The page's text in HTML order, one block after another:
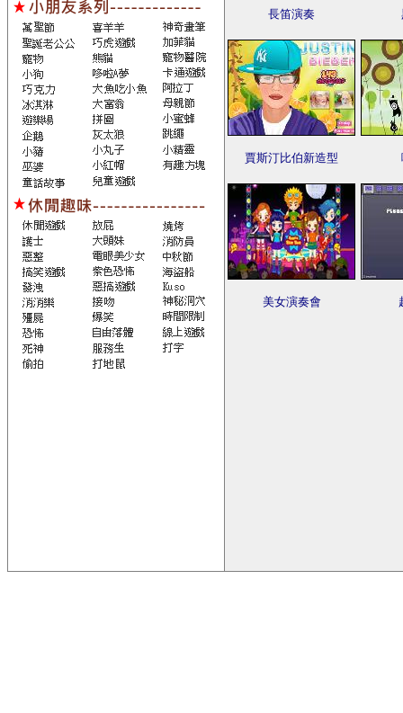
長笛演奏
賈斯汀比伯新造型
美女演奏會